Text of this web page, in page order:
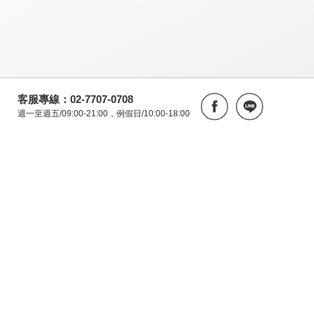
客服專線：02-7707-0708
週一至週五/09:00-21:00，例假日/10:00-18:00